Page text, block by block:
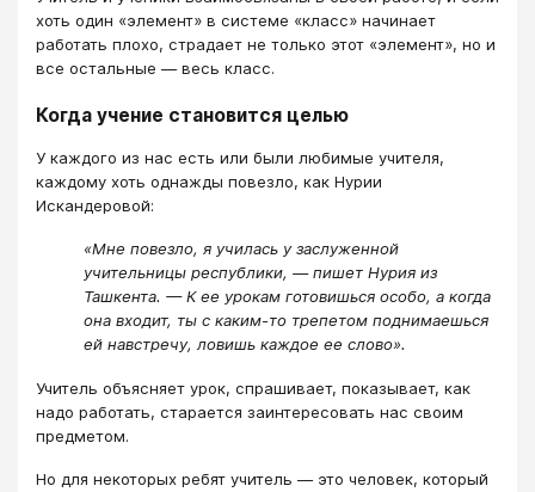
хоть один «элемент» в системе «класс» начинает
работать плохо, страдает не только этот «элемент», но и
все остальные — весь класс.
Когда учение становится целью
У каждого из нас есть или были любимые учителя,
каждому хоть однажды повезло, как Нурии
Искандеровой:
«Мне повезло, я училась у заслуженной
учительницы республики, — пишет Нурия из
Ташкента. — К ее урокам готовишься особо, а когда
она входит, ты с каким-то трепетом поднимаешься
ей навстречу, ловишь каждое ее слово».
Учитель объясняет урок, спрашивает, показывает, как
надо работать, старается заинтересовать нас своим
предметом.
Но для некоторых ребят учитель — это человек, который